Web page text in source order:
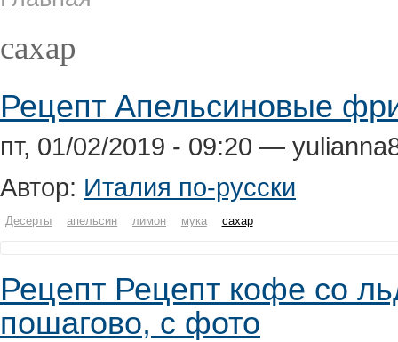
сахар
Рецепт Апельсиновые
пт, 01/02/2019 - 09:20 —
Автор: Италия по-русски
Десерты апельсин лимон мука сахар
Рецепт Рецепт кофе со
пошагово, с фото